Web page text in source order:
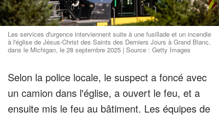
Les services d'urgence interviennent suite à une fusillade et un incendie
à l'église de Jésus-Christ des Saints des Derniers Jours à Grand Blanc,
dans le Michigan, le 28 septembre 2025 | Source : Getty Images
Selon la police locale, le suspect a foncé avec
un camion dans l'église, a ouvert le feu, et a
ensuite mis le feu au bâtiment. Les équipes de